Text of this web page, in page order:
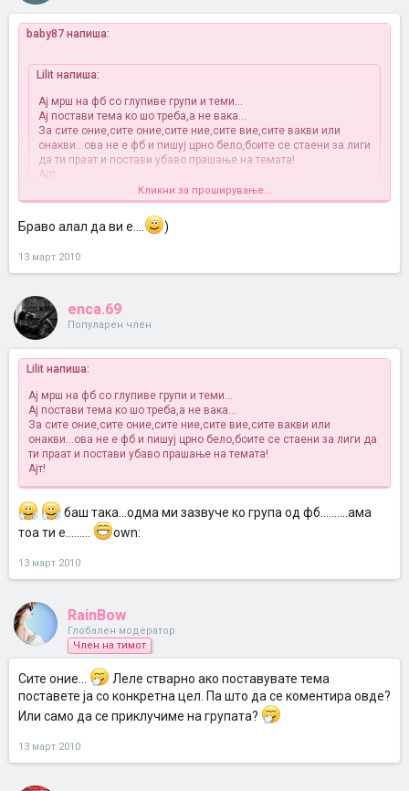
baby87 напиша:
Lilit напиша:
Ај мрш на фб со глупиве групи и теми...
Ај постави тема ко шо треба,а не вака...
За сите оние,сите оние,сите ние,сите вие,сите вакви или
онакви...ова не е фб и пишуј црно бело,боите се стаени за лиги
да ти праат и постави убаво прашање на темата!
Ајт!
ako ne ti se pisuva na temava tvoj problem ama ima luge sto
premnogu si gi sakaat sestrite i brakata..........ima sekakvi temi na
nikoja i nisto da ni kazes kakvi temi da otvorime.............mislam deka
vredi da piseme za odniosot so nasite braka i sestri ..........pa makar i
Кликни за проширување...
Браво алал да ви е.... )
13 март 2010
enca.69
Популарен член
Lilit напиша:
Ај мрш на фб со глупиве групи и теми...
Ај постави тема ко шо треба,а не вака...
За сите оние,сите оние,сите ние,сите вие,сите вакви или
онакви...ова не е фб и пишуј црно бело,боите се стаени за лиги да
ти праат и постави убаво прашање на темата!
Ајт!
баш така...одма ми зазвуче ко група од фб..........ама
тоа ти е.........
own:
13 март 2010
RainBow
Глобален модератор
Член на тимот
Сите оние...
Леле стварно ако поставувате тема
поставете ја со конкретна цел. Па што да се коментира овде?
Или само да се приклучиме на групата?
13 март 2010